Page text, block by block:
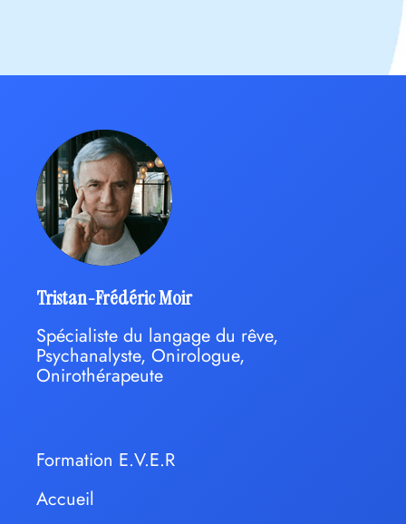
Tristan-Frédéric Moir
Spécialiste du langage du rêve,
Psychanalyste, Onirologue,
Onirothérapeute
Formation E.V.E.R
Accueil